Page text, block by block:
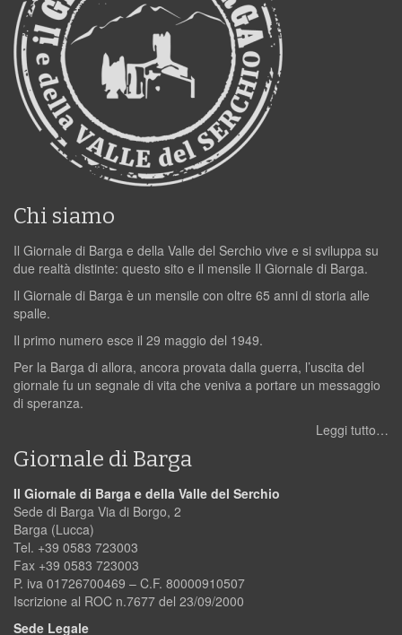
Chi siamo
Il Giornale di Barga e della Valle del Serchio vive e si sviluppa su
due realtà distinte: questo sito e il mensile Il Giornale di Barga.
Il Giornale di Barga è un mensile con oltre 65 anni di storia alle
spalle.
Il primo numero esce il 29 maggio del 1949.
Per la Barga di allora, ancora provata dalla guerra, l’uscita del
giornale fu un segnale di vita che veniva a portare un messaggio
di speranza.
Leggi tutto…
Giornale di Barga
Il Giornale di Barga e della Valle del Serchio
Sede di Barga Via di Borgo, 2
Barga (Lucca)
Tel. +39 0583 723003
Fax +39 0583 723003
P. iva 01726700469 – C.F. 80000910507
Iscrizione al ROC n.7677 del 23/09/2000
Sede Legale